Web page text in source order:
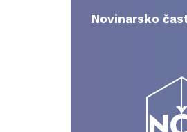
contentNovinarsko